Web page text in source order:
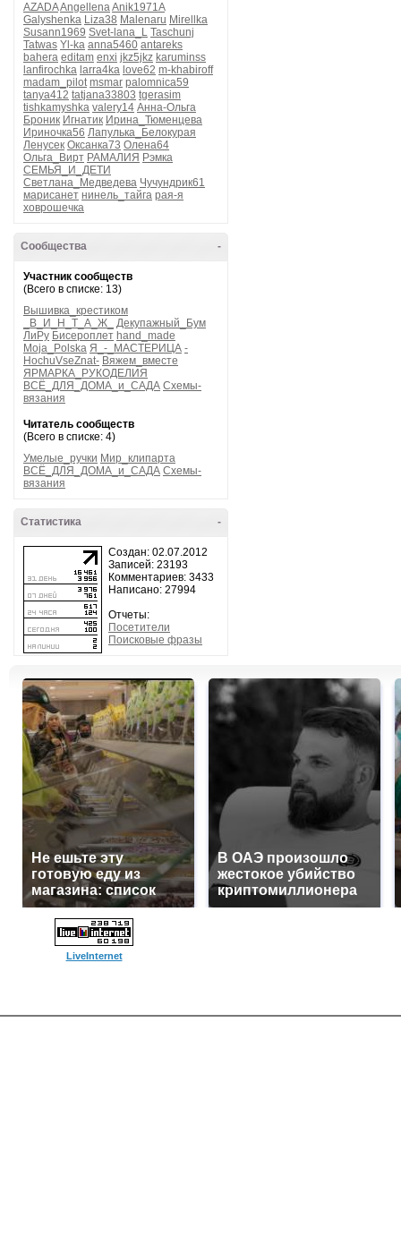
AZADAAngellenaAnik1971A
Galyshenka Liza38 Malenaru Mirellka
Susann1969 Svet-lana_L Taschunj
Tatwas Yl-ka anna5460 antareks
bahera editam enxi jkz5jkz karuminss
lanfirochka larra4ka love62 m-khabiroff
madam_pilot msmar palomnica59
tanya412 tatjana33803 tgerasim
tishkamyshka valery14 Анна-Ольга
Броник Игнатик Ирина_Тюменцева
Ириночка56 Лапулька_Белокурая
Ленусек Оксанка73 Олена64
Ольга_Вирт РАМАЛИЯ Рэмка
СЕМЬЯ_И_ДЕТИ
Светлана_Медведева Чучундрик61
марисанет нинель_тайга рая-я
ховрошечка
-
Сообщества
Участник сообществ
(Всего в списке: 13)
Вышивка_крестиком
_В_И_Н_Т_А_Ж_
Декупажный_Бум
ЛиРу Бисероплет hand_made
Moja_Polska Я_-_МАСТЕРИЦА -
HochuVseZnat- Вяжем_вместе
ЯРМАРКА_РУКОДЕЛИЯ
ВСЁ_ДЛЯ_ДОМА_и_САДА Схемы-
вязания
Читатель сообществ
(Всего в списке: 4)
Умелые_ручки Мир_клипарта
ВСЁ_ДЛЯ_ДОМА_и_САДА Схемы-
вязания
-
Статистика
Создан: 02.07.2012
Записей: 23193
Комментариев: 3433
Написано: 27994
Отчеты:
Посетители
Поисковые фразы
Не ешьте эту
готовую еду из
магазина: список
В ОАЭ произошло
жестокое убийство
криптомиллионера
LiveInternet